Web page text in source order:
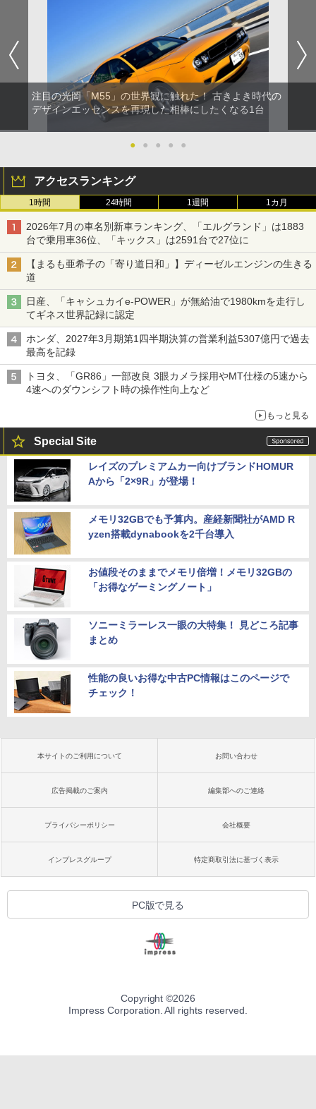
注目の光岡「M55」の世界観に触れた！ 古きよき時代の
デザインエッセンスを再現した相棒にしたくなる1台
● ● ● ● ●
アクセスランキング
1時間 24時間 1週間 1カ月
2026年7月の車名別新車ランキング、「エルグランド」は1883
台で乗用車36位、「キックス」は2591台で27位に
【まるも亜希子の「寄り道日和」】ディーゼルエンジンの生きる
道
日産、「キャシュカイe-POWER」が無給油で1980kmを走行し
てギネス世界記録に認定
ホンダ、2027年3月期第1四半期決算の営業利益5307億円で過去
最高を記録
トヨタ、「GR86」一部改良 3眼カメラ採用やMT仕様の5速から
4速へのダウンシフト時の操作性向上など
もっと見る
Special Site
レイズのプレミアムカー向けブランドHOMUR
Aから「2×9R」が登場！
メモリ32GBでも予算内。産経新聞社がAMD R
yzen搭載dynabookを2千台導入
お値段そのままでメモリ倍増！メモリ32GBの
「お得なゲーミングノート」
ソニーミラーレス一眼の大特集！ 見どころ記事
まとめ
性能の良いお得な中古PC情報はこのページで
チェック！
本サイトのご利用について お問い合わせ
広告掲載のご案内 編集部へのご連絡
プライバシーポリシー 会社概要
インプレスグループ 特定商取引法に基づく表示
PC版で見る
Copyright ©2026
Impress Corporation. All rights reserved.